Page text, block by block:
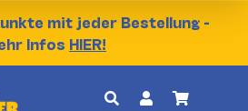
mit jeder Bestellung -
Infos HIER!